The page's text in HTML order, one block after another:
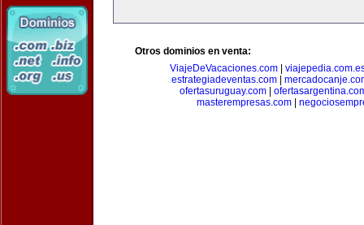
Otros dominios en venta:
ViajeDeVacaciones.com
estrategiadeventas.com|
ofertasuruguay.com|
masterempresas.com|